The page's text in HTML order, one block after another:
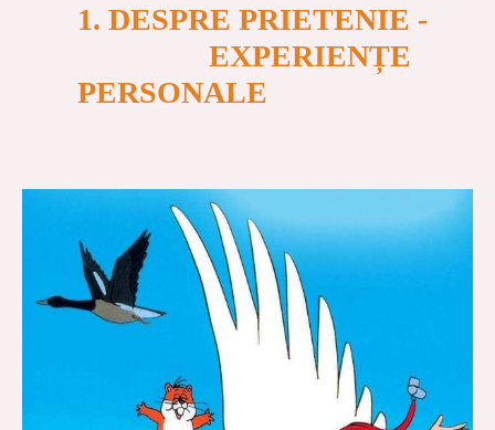
1. DESPRE PRIETENIE -
EXPERIENȚE
PERSONALE